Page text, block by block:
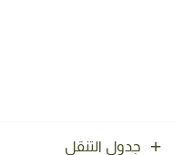
جدول التنقل